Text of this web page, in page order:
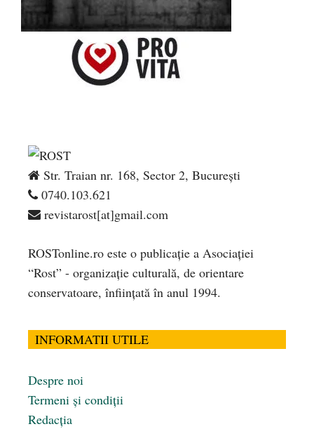
Str. Traian nr. 168, Sector 2, București
0740.103.621
revistarost[at]gmail.com
ROSTonline.ro este o publicaţie a Asociaţiei
“Rost” - organizaţie culturală, de orientare
conservatoare, înfiinţată în anul 1994.
INFORMATII UTILE
Despre noi
Termeni și condiții
Redacția